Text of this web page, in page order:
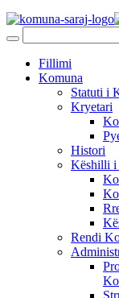
Fillimi
Komuna
Statuti i
Kryetari
Histori
Këshilli i
Rendi